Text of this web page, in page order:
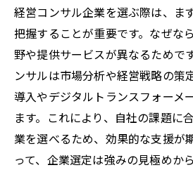
経営コンサル企業を選ぶ際は、ま
把握することが重要です。なぜな
野や提供サービスが異なるためで
ンサルは市場分析や経営戦略の策
導入やデジタルトランスフォーメ
ます。これにより、自社の課題に
業を選べるため、効果的な支援が
って、企業選定は強みの見極めか